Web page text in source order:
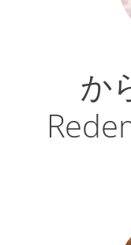
か